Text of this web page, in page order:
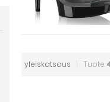
yleiskatsaus | Tuote